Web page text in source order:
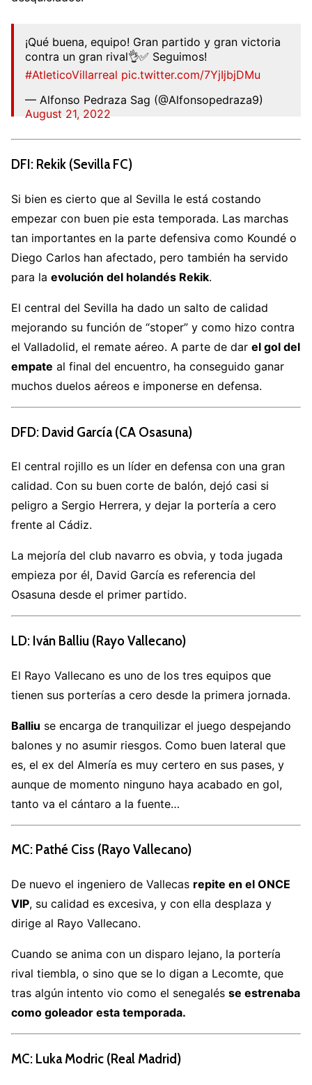
¡Qué buena, equipo! Gran partido y gran victoria
contra un gran rival👌✅ Seguimos!
#AtleticoVillarreal pic.twitter.com/7YjIjbjDMu
— Alfonso Pedraza Sag (@Alfonsopedraza9)
August 21, 2022
DFI: Rekik (Sevilla FC)
Si bien es cierto que al Sevilla le está costando
empezar con buen pie esta temporada. Las marchas
tan importantes en la parte defensiva como Koundé o
Diego Carlos han afectado, pero también ha servido
para la evolución del holandés Rekik.
El central del Sevilla ha dado un salto de calidad
mejorando su función de “stoper” y como hizo contra
el Valladolid, el remate aéreo. A parte de dar el gol del
empate al final del encuentro, ha conseguido ganar
muchos duelos aéreos e imponerse en defensa.
DFD: David García (CA Osasuna)
El central rojillo es un líder en defensa con una gran
calidad. Con su buen corte de balón, dejó casi si
peligro a Sergio Herrera, y dejar la portería a cero
frente al Cádiz.
La mejoría del club navarro es obvia, y toda jugada
empieza por él, David García es referencia del
Osasuna desde el primer partido.
LD: Iván Balliu (Rayo Vallecano)
El Rayo Vallecano es uno de los tres equipos que
tienen sus porterías a cero desde la primera jornada.
Balliu se encarga de tranquilizar el juego despejando
balones y no asumir riesgos. Como buen lateral que
es, el ex del Almería es muy certero en sus pases, y
aunque de momento ninguno haya acabado en gol,
tanto va el cántaro a la fuente…
MC: Pathé Ciss (Rayo Vallecano)
De nuevo el ingeniero de Vallecas repite en el ONCE
VIP, su calidad es excesiva, y con ella desplaza y
dirige al Rayo Vallecano.
Cuando se anima con un disparo lejano, la portería
rival tiembla, o sino que se lo digan a Lecomte, que
tras algún intento vio como el senegalés se estrenaba
como goleador esta temporada.
MC: Luka Modric (Real Madrid)